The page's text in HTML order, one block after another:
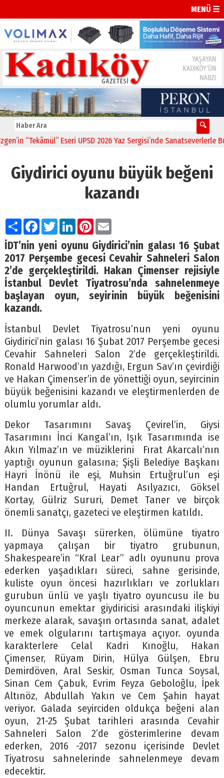
MENÜ ☰
“Tekâmül” Eseri UPSD 2026 Yaz Sergisi’nde Sanatseverlerle
Giydirici oyunu büyük beğeni
kazandı
PaylaşFacebook
TwitterLinkedIn
Pinterest
Email
İDT’nin yeni oyunu Giydirici’nin galası 16 Şubat
2017 Perşembe gecesi Cevahir Sahneleri Salon
2’de gerçekleştirildi. Hakan Çimenser rejisiyle
İstanbul Devlet Tiyatrosu’nda sahnelenmeye
başlayan oyun, seyirinin büyük beğenisini
kazandı.
İstanbul Devlet Tiyatrosu’nun yeni oyunu
Giydirici’nin galası 16 Şubat 2017 Perşembe gecesi
Cevahir Sahneleri Salon 2’de gerçekleştirildi.
Ronald Harwood’ın yazdığı, Ergun Sav’ın çevirdiği
ve Hakan Çimenser’in de yönettiği oyun, seyircinin
büyük beğenisini kazandı ve eleştirmenlerden de
olumlu yorumlar aldı.
Dekor Tasarımını Savaş Çevirel’in, Giysi
Tasarımını İnci Kangal’ın, Işık Tasarımında ise
Akın Yılmaz’ın ve müziklerini Fırat Akarcalı’nın
yaptığı oyunun galasına; Şişli Belediye Başkanı
Hayri İnönü ile eşi, Muhsin Ertuğrul’un eşi
Handan Ertuğrul, Hayati Asılyazıcı, Göksel
Kortay, Gülriz Sururi, Demet Taner ve birçok
önemli sanatçı, gazeteci ve eleştirmen katıldı.
II. Dünya Savaşı sürerken, ölümüne tiyatro
yapmaya çalışan bir tiyatro grubunun,
Shakespeare’in “Kral Lear” adlı oyununu prova
ederken yaşadıkları süreci, sahne gerisinde,
kuliste oyun öncesi hazırlıkları ve zorlukları
gurubun ünlü ve yaşlı tiyatro oyuncusu ile bu
oyuncunun emektar giydiricisi arasındaki ilişkiyi
merkeze alarak, savaşın ortasında sanat, adalet
ve emek olgularını tartışmaya açıyor. oyunda
karakterlere Celal Kadri Kınoğlu, Hakan
Çimenser, Rüyam Dirin, Hülya Gülşen, Ebru
Demirdöven, Aral Seskir, Osman Tunca Soysal,
Sinan Cem Çabuk, Evrim Feyza Geboloğlu, İpek
Altınöz, Abdullah Yakın ve Cem Şahin hayat
veriyor. Galada seyirciden oldukça beğeni alan
oyun, 21-25 Şubat tarihleri arasında Cevahir
Sahneleri Salon 2’de gösterimlerine devam
ederken, 2016 -2017 sezonu içerisinde Devlet
Tiyatrosu sahnelerinde sahnelenmeye devam
edecektir.